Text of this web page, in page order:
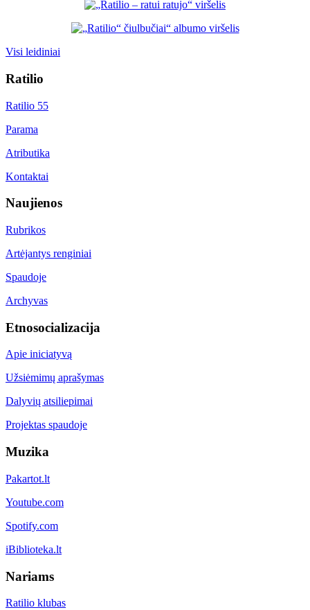
Visi leidiniai
Ratilio
Ratilio 55
Parama
Atributika
Kontaktai
Naujienos
Rubrikos
Artėjantys renginiai
Spaudoje
Archyvas
Etnosocializacija
Apie iniciatyvą
Užsiėmimų aprašymas
Dalyvių atsiliepimai
Projektas spaudoje
Muzika
Pakartot.lt
Youtube.com
Spotify.com
iBiblioteka.lt
Nariams
Ratilio klubas